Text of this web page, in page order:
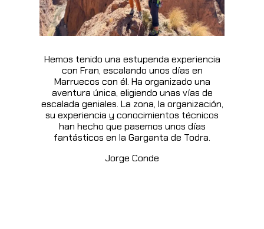
Hemos tenido una estupenda experiencia
con Fran, escalando unos días en
Marruecos con él. Ha organizado una
aventura única, eligiendo unas vías de
escalada geniales. La zona, la organización,
su experiencia y conocimientos técnicos
han hecho que pasemos unos días
fantásticos en la Garganta de Todra.
Jorge Conde